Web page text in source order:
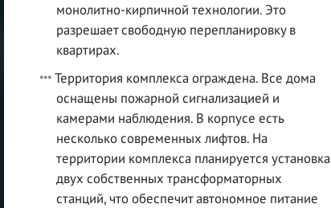
монолитно-кирпичной технологии. Это
разрешает свободную перепланировку в
квартирах.
Территория комплекса ограждена. Все дома
оснащены пожарной сигнализацией и
камерами наблюдения. В корпусе есть
несколько современных лифтов. На
территории комплекса планируется установка
двух собственных трансформаторных
станций, что обеспечит автономное питание